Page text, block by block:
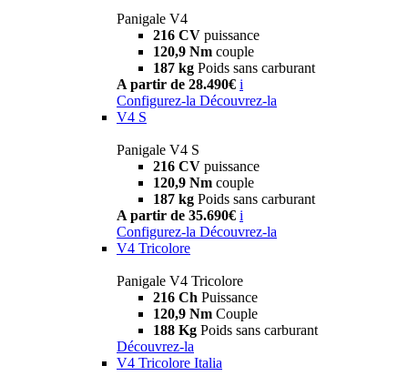
Panigale V4
216 CV puissance
120,9 Nm couple
187 kg Poids sans carburant
A partir de 28.490€ i
Configurez-la Découvrez-la
V4 S
Panigale V4 S
216 CV puissance
120,9 Nm couple
187 kg Poids sans carburant
A partir de 35.690€ i
Configurez-la Découvrez-la
V4 Tricolore
Panigale V4 Tricolore
216 Ch Puissance
120,9 Nm Couple
188 Kg Poids sans carburant
Découvrez-la
V4 Tricolore Italia